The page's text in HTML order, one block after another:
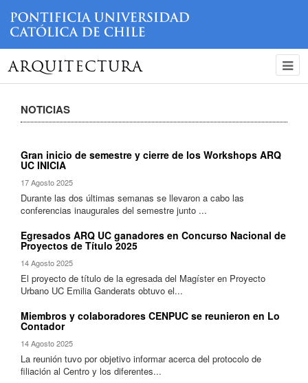
ARQUITECTURA
NOTICIAS
Gran inicio de semestre y cierre de los Workshops ARQ
UC INICIA
17 Agosto 2025
Durante las dos últimas semanas se llevaron a cabo las
conferencias inaugurales del semestre junto ...
Egresados ARQ UC ganadores en Concurso Nacional de
Proyectos de Título 2025
14 Agosto 2025
El proyecto de título de la egresada del Magíster en Proyecto
Urbano UC Emilia Ganderats obtuvo el...
Miembros y colaboradores CENPUC se reunieron en Lo
Contador
14 Agosto 2025
La reunión tuvo por objetivo informar acerca del protocolo de
filiación al Centro y los diferentes...